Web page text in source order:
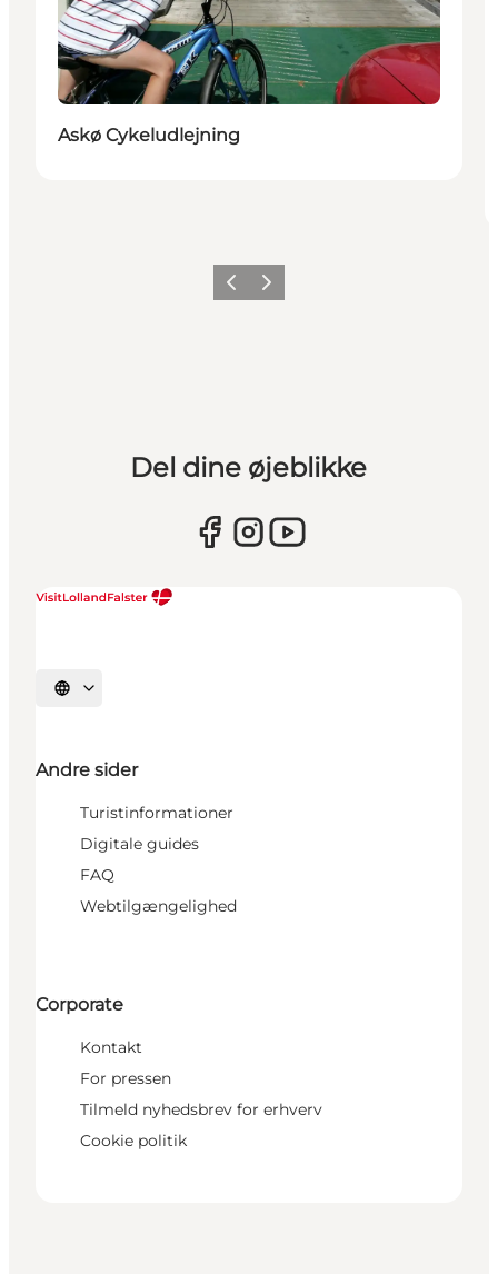
Askø Cykeludlejning
ForrigeNæste
Del dine øjeblikke
Vælg sprog
Andre sider
Turistinformationer
Digitale guides
FAQ
Webtilgængelighed
Corporate
Kontakt
For pressen
Tilmeld nyhedsbrev for erhverv
Cookie politik